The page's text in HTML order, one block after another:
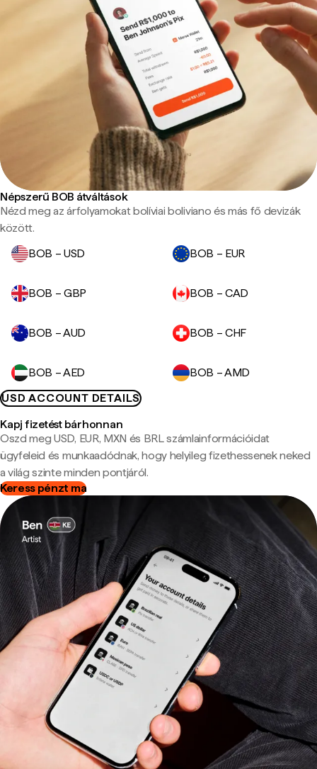
Népszerű BOB átváltások
Nézd meg az árfolyamokat bolíviai boliviano és más fő devizák
között.
BOB – USD
BOB – EUR
BOB – GBP BOB – CAD
BOB – AUD BOB – CHF
BOB – AED
BOB – AMD
USD ACCOUNT DETAILS
Kapj fizetést bárhonnan
Oszd meg USD, EUR, MXN és BRL számlainformációidat
ügyfeleid és munkaadódnak, hogy helyileg fizethessenek neked
a világ szinte minden pontjáról.
Keress pénzt ma